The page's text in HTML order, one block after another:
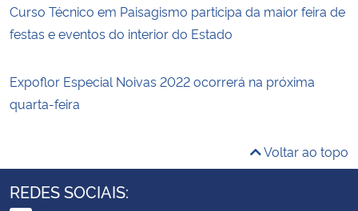
Curso Técnico em Paisagismo participa da maior feira de
festas e eventos do interior do Estado
Expoflor Especial Noivas 2022 ocorrerá na próxima
quarta-feira
Voltar ao topo
REDES SOCIAIS: